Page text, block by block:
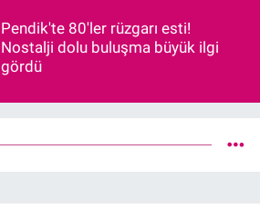
Pendik'te 80'ler rüzgarı esti!
Nostalji dolu buluşma büyük ilgi
gördü